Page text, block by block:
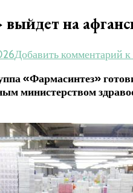
на
Добавить комментарий к
«Фармасинтез»
министерством